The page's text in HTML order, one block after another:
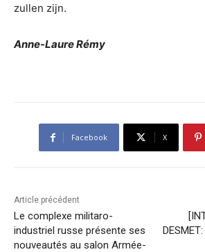
zullen zijn.
Anne-Laure Rémy
Facebook X
Article précédent
Le complexe militaro-
industriel russe présente ses
nouveautés au salon Armée-